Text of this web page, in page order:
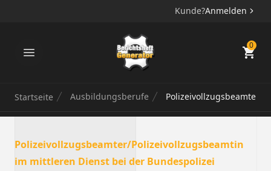
Kunde?Anmelden
Berichtsheft Generator 0
Startseite Ausbildungsberufe Polizeivollzugsbeamter/
Polizeivollzugsbeamter/Polizeivollzugsbeamtin
im mittleren Dienst bei der Bundespolizei